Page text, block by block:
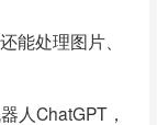
能处理图片、
人ChatGPT，